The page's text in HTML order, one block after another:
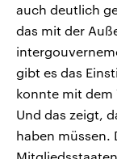
auch deutlich
das mit der
gibt es das
konnte mit dem
Und das zeigt,
haben müssen.